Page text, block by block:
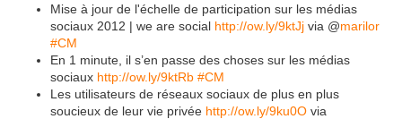
Mise à jour de l'échelle de participation sur les médias
sociaux 2012 | we are social http://ow.ly/9ktJj via @marilor
#CM
En 1 minute, il s’en passe des choses sur les médias
sociaux http://ow.ly/9ktRb #CM
Les utilisateurs de réseaux sociaux de plus en plus
soucieux de leur vie privée http://ow.ly/9ku0O via